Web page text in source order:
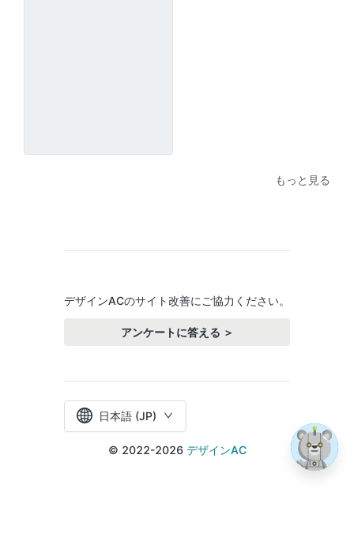
もっと見る
デザインACのサイト改善にご協力ください。
アンケートに答える ＞
日本語 (JP)
© 2022-2026 デザインAC